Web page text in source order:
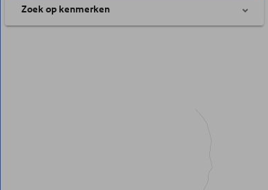
Zoek op kenmerken